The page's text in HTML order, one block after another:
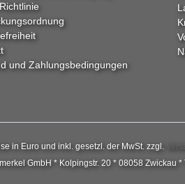
und Zahlungsbedingungen
in Euro und inkl. gesetzl. der MwSt. zzgl.
GmbH * Kolpingstr. 20 * 08058 Zwickau